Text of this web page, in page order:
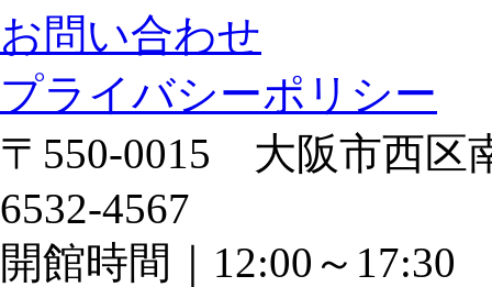
お問い合わせ
プライバシーポリシー
〒550-0015 大阪市西
6532-4567
開館時間｜12:00～